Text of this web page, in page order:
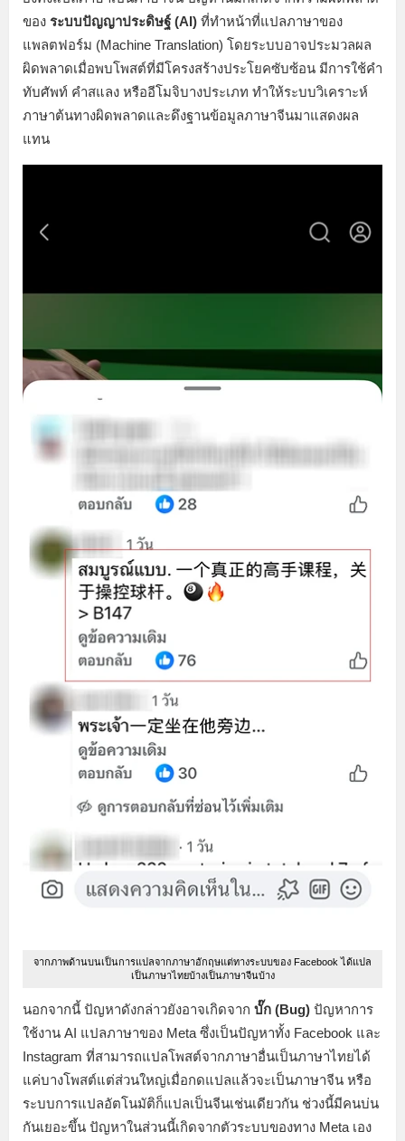
ของ ระบบปัญญาประดิษฐ์ (AI) ที่ทำหน้าที่แปลภาษาของ
แพลตฟอร์ม (Machine Translation) โดยระบบอาจประมวลผล
ผิดพลาดเมื่อพบโพสต์ที่มีโครงสร้างประโยคซับซ้อน มีการใช้คำ
ทับศัพท์ คำสแลง หรืออีโมจิบางประเภท ทำให้ระบบวิเคราะห์
ภาษาต้นทางผิดพลาดและดึงฐานข้อมูลภาษาจีนมาแสดงผล
แทน
จากภาพด้านบนเป็นการแปลจากภาษาอักฤษแต่ทางระบบของ Facebook ได้แปล
เป็นภาษาไทยบ้างเป็นภาษาจีนบ้าง
นอกจากนี้ ปัญหาดังกล่าวยังอาจเกิดจาก บั๊ก (Bug) ปัญหาการ
ใช้งาน AI แปลภาษาของ Meta ซึ่งเป็นปัญหาทั้ง Facebook และ
Instagram ที่สามารถแปลโพสต์จากภาษาอื่นเป็นภาษาไทยได้
แค่บางโพสต์แต่ส่วนใหญ่เมื่อกดแปลแล้วจะเป็นภาษาจีน หรือ
ระบบการแปลอัตโนมัติก็แปลเป็นจีนเช่นเดียวกัน ช่วงนี้มีคนบ่น
กันเยอะขึ้น ปัญหาในส่วนนี้เกิดจากตัวระบบของทาง Meta เอง